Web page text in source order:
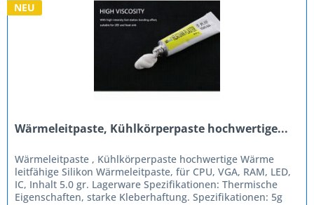
NEU
Wärmeleitpaste, Kühlkörperpaste hochwertige...
Wärmeleitpaste , Kühlkörperpaste hochwertige Wärme
leitfähige Silikon Wärmeleitpaste, für CPU, VGA, RAM, LED,
IC, Inhalt 5.0 gr. Lagerware Spezifikationen: Thermische
Eigenschaften, starke Kleberhaftung. Spezifikationen: 5g